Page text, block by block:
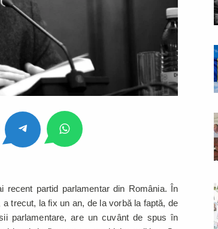
recent partid parlamentar din România. În
trecut, la fix un an, de la vorbă la faptă, de
parlamentare, are un cuvânt de spus în